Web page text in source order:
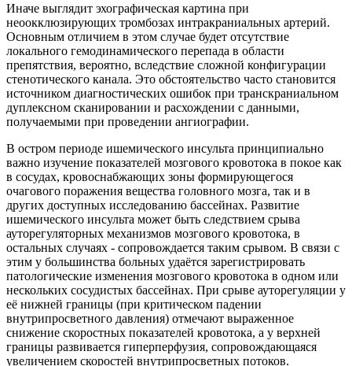
Иначе выглядит эхографическая картина при
неоокклюзирующих тромбозах интракраниальных артерий.
Основным отличием в этом случае будет отсутствие
локального гемодинамического перепада в области
препятствия, вероятно, вследствие сложной конфигурации
стенотического канала. Это обстоятельство часто становится
источником диагностических ошибок при транскраниальном
дуплексном сканировании и расхождении с данными,
получаемыми при проведении ангиографии.
В остром периоде ишемического инсульта принципиально
важно изучение показателей мозгового кровотока в покое как
в сосудах, кровоснабжающих зоны формирующегося
очагового поражения вещества головного мозга, так и в
других доступных исследованию бассейнах. Развитие
ишемического инсульта может быть следствием срыва
ауторегуляторных механизмов мозгового кровотока, в
остальных случаях - сопровождается таким срывом. В связи с
этим у большинства больных удаётся зарегистрировать
патологические изменения мозгового кровотока в одном или
нескольких сосудистых бассейнах. При срыве ауторегуляции у
её нижней границы (при критическом падении
внутрипросветного давления) отмечают выраженное
снижение скоростных показателей кровотока, а у верхней
границы развивается гиперперфузия, сопровождающаяся
увеличением скоростей внутрипросветных потоков.